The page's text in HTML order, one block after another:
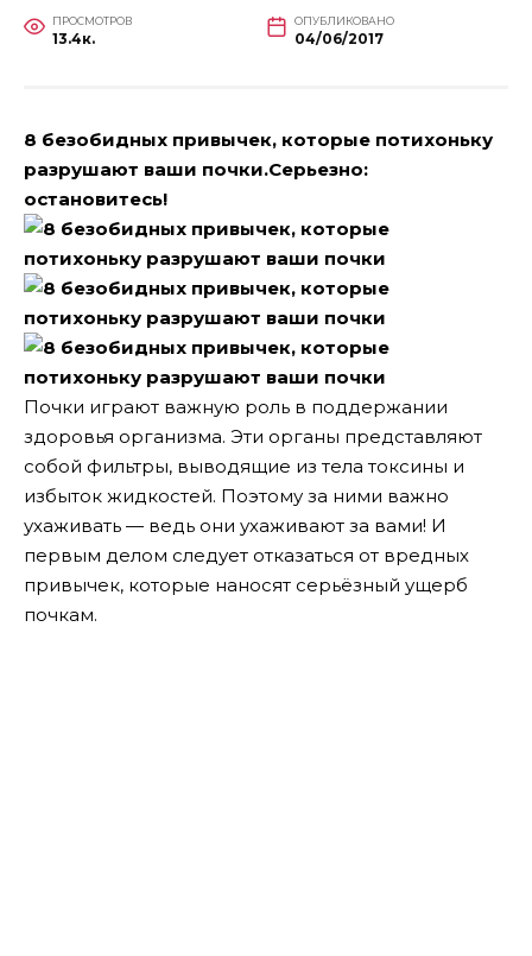
ПРОСМОТРОВ
13.4к.
ОПУБЛИКОВАНО
04/06/2017
8 безобидных привычек, которые потихоньку
разрушают ваши почки.Серьезно:
остановитесь!
Почки играют важную роль в поддержании
здоровья организма. Эти органы представляют
собой фильтры, выводящие из тела токсины и
избыток жидкостей. Поэтому за ними важно
ухаживать — ведь они ухаживают за вами! И
первым делом следует отказаться от вредных
привычек, которые наносят серьёзный ущерб
почкам.